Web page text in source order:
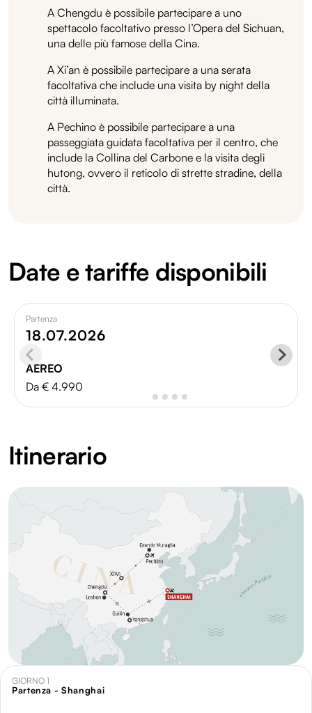
A Chengdu è possibile partecipare a uno
spettacolo facoltativo presso l’Opera del Sichuan,
una delle più famose della Cina.
A Xi’an è possibile partecipare a una serata
facoltativa che include una visita by night della
città illuminata.
A Pechino è possibile partecipare a una
passeggiata guidata facoltativa per il centro, che
include la Collina del Carbone e la visita degli
hutong, ovvero il reticolo di strette stradine, della
città.
Date e tariffe disponibili
Partenza
18.07.2026
AEREO
Da € 4.990
Itinerario
GIORNO 1
Partenza - Shanghai